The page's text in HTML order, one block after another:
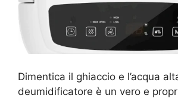
Dimentica il ghiaccio e l’acqua
deumidificatore è un vero e